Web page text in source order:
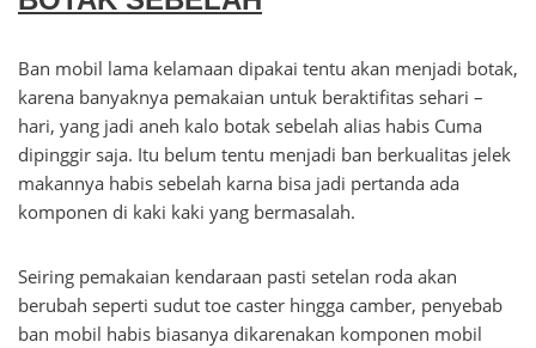
Ban mobil lama kelamaan dipakai tentu akan menjadi botak,
karena banyaknya pemakaian untuk beraktifitas sehari –
hari, yang jadi aneh kalo botak sebelah alias habis Cuma
dipinggir saja. Itu belum tentu menjadi ban berkualitas jelek
makannya habis sebelah karna bisa jadi pertanda ada
komponen di kaki kaki yang bermasalah.
Seiring pemakaian kendaraan pasti setelan roda akan
berubah seperti sudut toe caster hingga camber, penyebab
ban mobil habis biasanya dikarenakan komponen mobil